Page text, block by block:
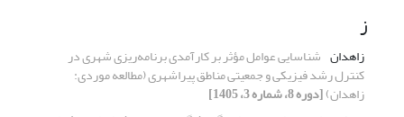
ز
زاهدان شناسایی عوامل مؤثر بر کارآمدی برنامه‌ریزی شهری در
کنترل رشد فیزیکی و جمعیتی مناطق پیراشهری (مطالعه موردی:
زاهدان)[دوره 8، شماره 3، 1405]